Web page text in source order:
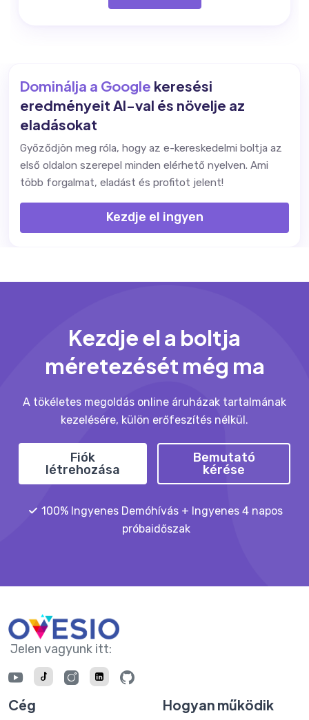
Dominálja a Google keresési
eredményeit AI-val és növelje az
eladásokat
Győződjön meg róla, hogy az e-kereskedelmi boltja az
első oldalon szerepel minden elérhető nyelven. Ami
több forgalmat, eladást és profitot jelent!
Kezdje el ingyen
Kezdje el a boltja
méretezését még ma
A tökéletes megoldás online áruházak tartalmának
kezelésére, külön erőfeszítés nélkül.
Fiók
létrehozása
Bemutató
kérése
100% Ingyenes Demóhívás + Ingyenes 4 napos
próbaidőszak
Jelen vagyunk itt:
Cég Hogyan működik